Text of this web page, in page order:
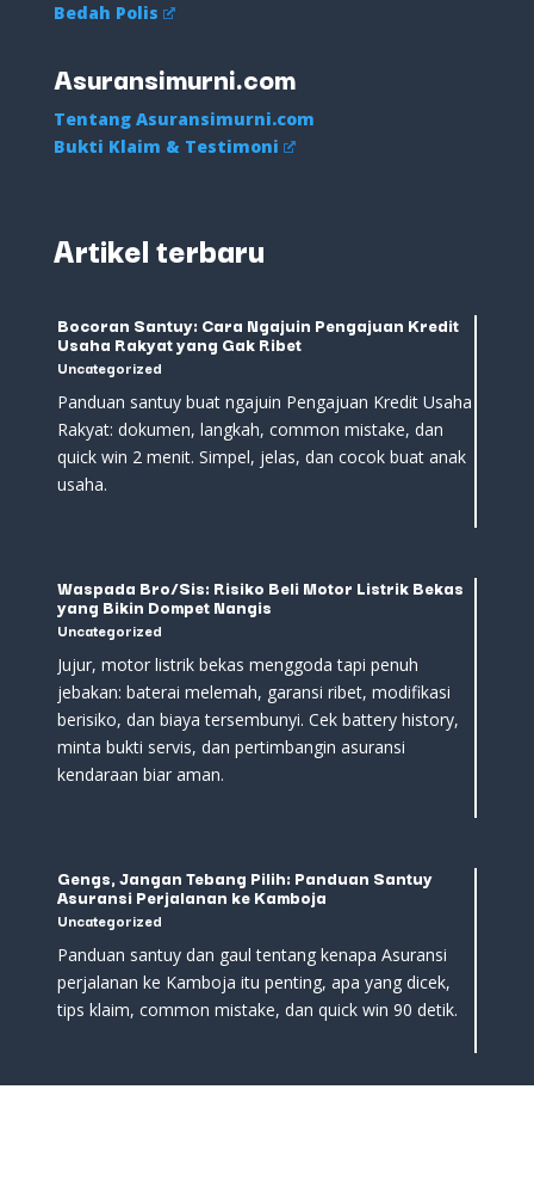
Bedah Polis
Asuransimurni.com
Tentang Asuransimurni.com
Bukti Klaim & Testimoni
Artikel terbaru
Bocoran Santuy: Cara Ngajuin Pengajuan Kredit
Usaha Rakyat yang Gak Ribet
Uncategorized
Panduan santuy buat ngajuin Pengajuan Kredit Usaha
Rakyat: dokumen, langkah, common mistake, dan
quick win 2 menit. Simpel, jelas, dan cocok buat anak
usaha.
Waspada Bro/Sis: Risiko Beli Motor Listrik Bekas
yang Bikin Dompet Nangis
Uncategorized
Jujur, motor listrik bekas menggoda tapi penuh
jebakan: baterai melemah, garansi ribet, modifikasi
berisiko, dan biaya tersembunyi. Cek battery history,
minta bukti servis, dan pertimbangin asuransi
kendaraan biar aman.
Gengs, Jangan Tebang Pilih: Panduan Santuy
Asuransi Perjalanan ke Kamboja
Uncategorized
Panduan santuy dan gaul tentang kenapa Asuransi
perjalanan ke Kamboja itu penting, apa yang dicek,
tips klaim, common mistake, dan quick win 90 detik.